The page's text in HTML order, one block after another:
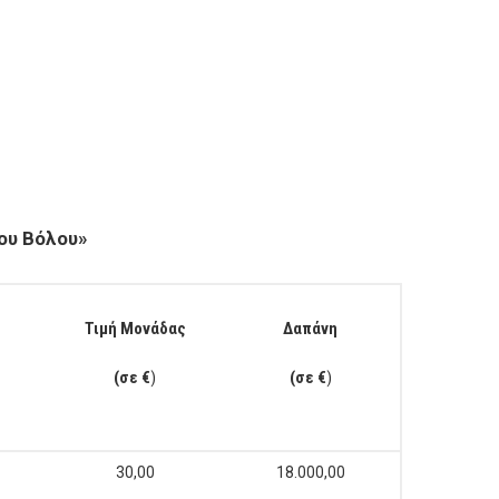
Βόλου»
Τιμή Μονάδας
(σε €)
Δαπάνη
(σε €)
30,00 18.000,00